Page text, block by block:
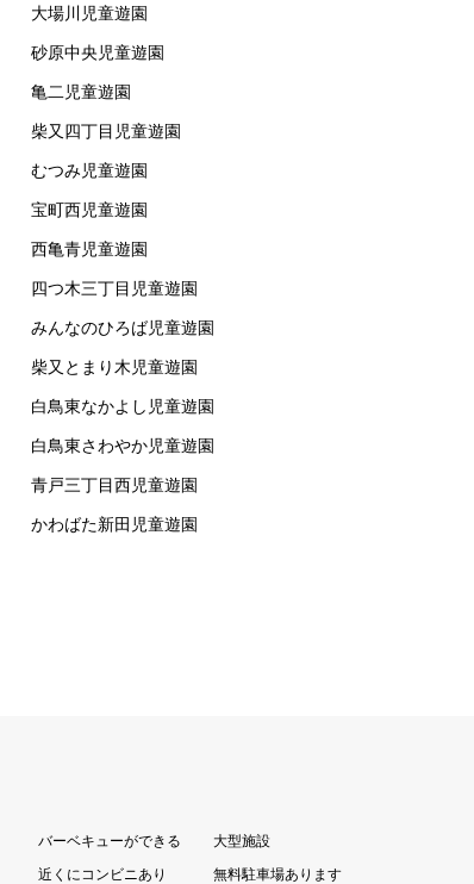
大場川児童遊園
砂原中央児童遊園
亀二児童遊園
柴又四丁目児童遊園
むつみ児童遊園
宝町西児童遊園
西亀青児童遊園
四つ木三丁目児童遊園
みんなのひろば児童遊園
柴又とまり木児童遊園
白鳥東なかよし児童遊園
白鳥東さわやか児童遊園
青戸三丁目西児童遊園
かわばた新田児童遊園
バーベキューができる
大型施設
近くにコンビニあり 無料駐車場あります